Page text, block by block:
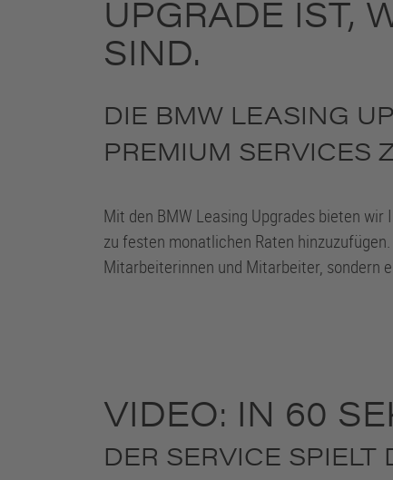
UPGRADE IST,
SIND.
DIE BMW LEASING
PREMIUM SERVICES
Mit den BMW Leasing Upgrades bieten
zu festen monatlichen Raten
Mitarbeiterinnen und Mitarbeiter, sondern
VIDEO: IN 60
DER SERVICE SPIELT